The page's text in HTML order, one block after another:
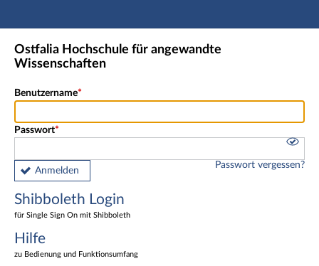
Hauptnavigation
Shibboleth Login
Ostfalia Hochschule für angewandte
Wissenschaften
Benutzername
Passwort
Anmelden
Passwort vergessen?
Shibboleth Login
für Single Sign On mit Shibboleth
Hilfe
zu Bedienung und Funktionsumfang